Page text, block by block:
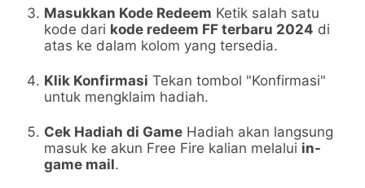
Masukkan Kode Redeem Ketik salah satu
kode dari kode redeem FF terbaru 2024 di
atas ke dalam kolom yang tersedia.
Klik Konfirmasi Tekan tombol "Konfirmasi"
untuk mengklaim hadiah.
Cek Hadiah di Game Hadiah akan langsung
masuk ke akun Free Fire kalian melalui in-
game mail.